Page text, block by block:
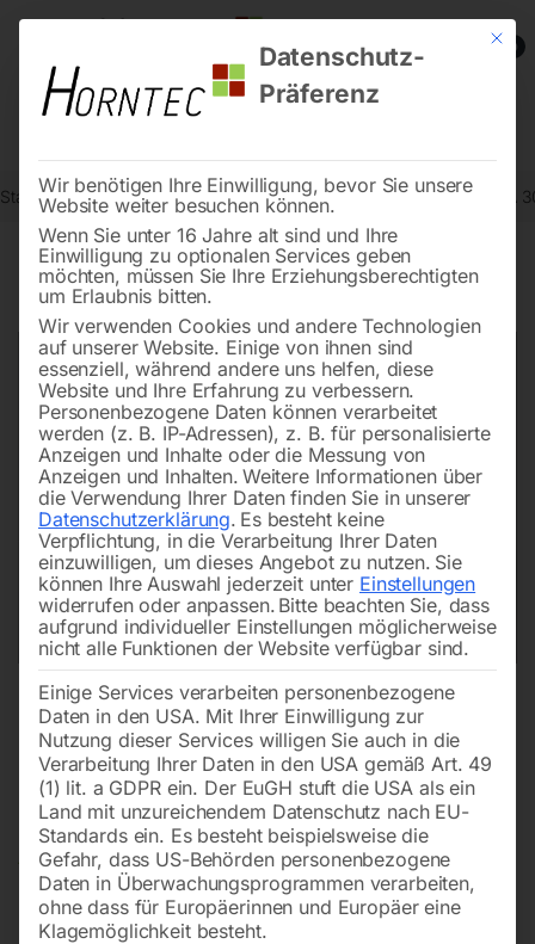
0
Start Metallbearbeitung Dreh-Zubehör Glasmessstab Mod. KA
Mit
Datenschutz-
Präferenz
Wir benötigen Ihre Einwilligung, bevor Sie unsere
Website weiter besuchen können.
Wenn Sie unter 16 Jahre alt sind und Ihre
Einwilligung zu optionalen Services geben
möchten, müssen Sie Ihre Erziehungsberechtigten
um Erlaubnis bitten.
Wir verwenden Cookies und andere Technologien
auf unserer Website. Einige von ihnen sind
essenziell, während andere uns helfen, diese
Website und Ihre Erfahrung zu verbessern.
Personenbezogene Daten können verarbeitet
werden (z. B. IP-Adressen), z. B. für personalisierte
Anzeigen und Inhalte oder die Messung von
Anzeigen und Inhalten. Weitere Informationen über
die Verwendung Ihrer Daten finden Sie in unserer
Datenschutzerklärung. Es besteht keine
Verpflichtung, in die Verarbeitung Ihrer Daten
einzuwilligen, um dieses Angebot zu nutzen. Sie
können Ihre Auswahl jederzeit unter Einstellungen
widerrufen oder anpassen. Bitte beachten Sie, dass
aufgrund individueller Einstellungen möglicherweise
nicht alle Funktionen der Website verfügbar sind.
Einige Services verarbeiten personenbezogene
Daten in den USA. Mit Ihrer Einwilligung zur
Nutzung dieser Services willigen Sie auch in die
Verarbeitung Ihrer Daten in den USA gemäß Art. 49
(1) lit. a GDPR ein. Der EuGH stuft die USA als ein
Land mit unzureichendem Datenschutz nach EU-
Standards ein. Es besteht beispielsweise die
Gefahr, dass US-Behörden personenbezogene
Daten in Überwachungsprogrammen verarbeiten,
ohne dass für Europäerinnen und Europäer eine
Klagemöglichkeit besteht.